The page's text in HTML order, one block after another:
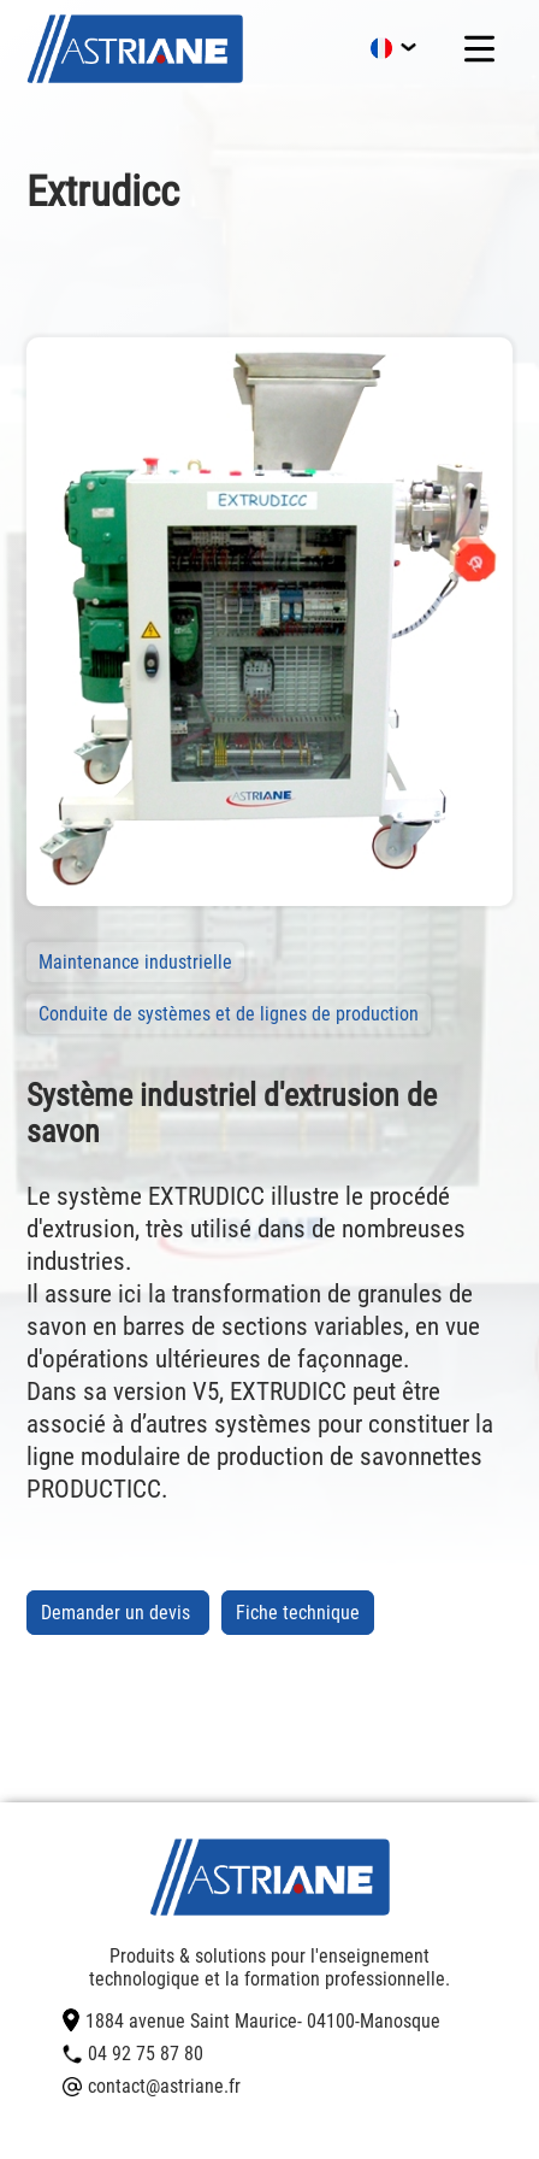
Extrudicc
Maintenance industrielle
Conduite de systèmes et de lignes de production
Système industriel d'extrusion de
savon
Le système EXTRUDICC illustre le procédé
d'extrusion, très utilisé dans de nombreuses
industries.
Il assure ici la transformation de granules de
savon en barres de sections variables, en vue
d'opérations ultérieures de façonnage.
Dans sa version V5, EXTRUDICC peut être
associé à d’autres systèmes pour constituer la
ligne modulaire de production de savonnettes
PRODUCTICC.
Demander un devis Fiche technique
Produits & solutions pour l'enseignement
technologique et la formation professionnelle.
1884 avenue Saint Maurice- 04100-Manosque
04 92 75 87 80
contact@astriane.fr